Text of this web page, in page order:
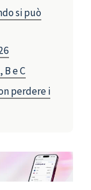
si può
e C
perdere i